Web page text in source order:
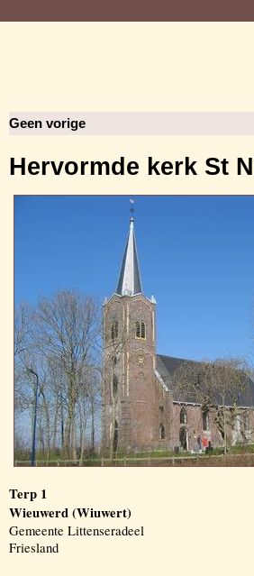
Geen vorige
Hervormde kerk St
Terp 1
Wieuwerd (Wiuwert)
Gemeente Littenseradeel
Friesland